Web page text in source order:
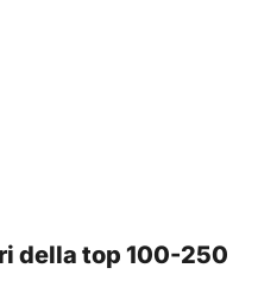
della top 100-250